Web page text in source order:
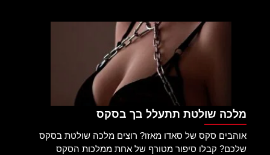
מלכה שולטת תתעלל בך בסקס
אוהבים סקס של סאדו מאזו? רוצים מלכה שולטת בסקס
שלכם? קבלו סיפור מטורף של אחת ממלכות הסקס